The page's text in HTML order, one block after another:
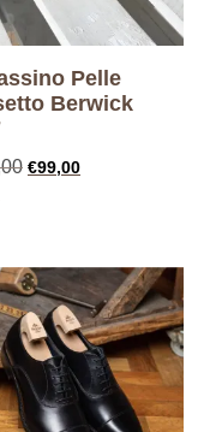
Pelle
Berwick
€99,00